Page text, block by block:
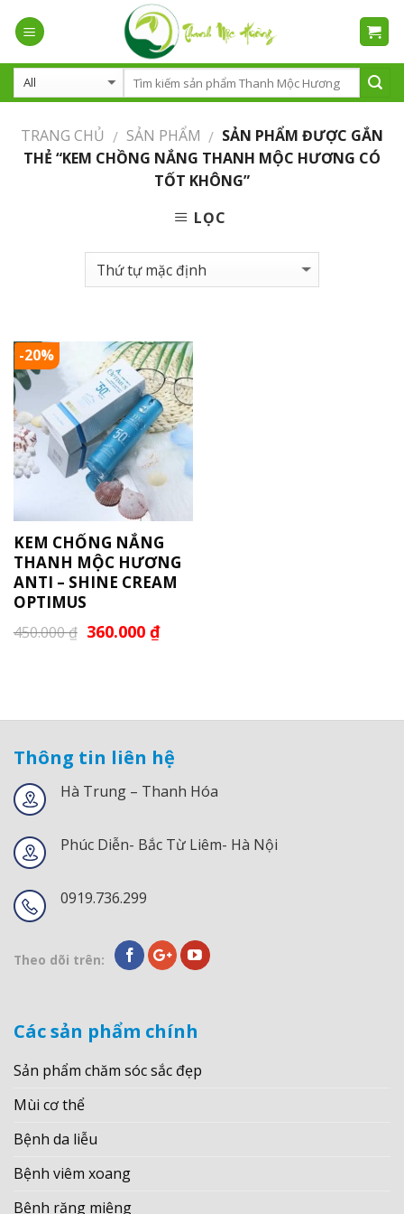
TRANG CHỦ / SẢN PHẨM / SẢN PHẨM ĐƯỢC GẮN
THẺ “KEM CHỒNG NẮNG THANH MỘC HƯƠNG CÓ
TỐT KHÔNG”
LỌC
-20%
KEM CHỐNG NẮNG
THANH MỘC HƯƠNG
ANTI – SHINE CREAM
OPTIMUS
450.000₫ 360.000 ₫
Thông tin liên hệ
Hà Trung – Thanh Hóa
Phúc Diễn- Bắc Từ Liêm- Hà Nội
0919.736.299
Theo dõi trên:
Các sản phẩm chính
Sản phẩm chăm sóc sắc đẹp
Mùi cơ thể
Bệnh da liễu
Bệnh viêm xoang
Bệnh răng miệng